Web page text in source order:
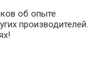
об опыте
производителей.